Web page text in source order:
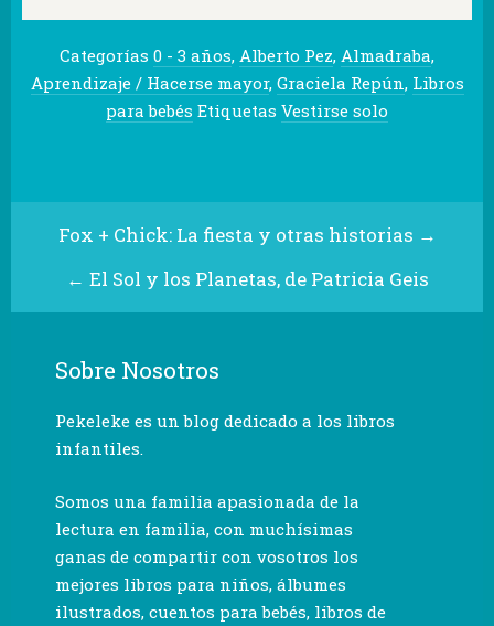
Categorías 0 - 3 años, Alberto Pez, Almadraba,
Aprendizaje / Hacerse mayor, Graciela Repún, Libros
para bebés Etiquetas Vestirse solo
Fox + Chick: La fiesta y otras historias →
← El Sol y los Planetas, de Patricia Geis
Sobre Nosotros
Pekeleke es un blog dedicado a los libros
infantiles.
Somos una familia apasionada de la
lectura en familia, con muchísimas
ganas de compartir con vosotros los
mejores libros para niños, álbumes
ilustrados, cuentos para bebés, libros de